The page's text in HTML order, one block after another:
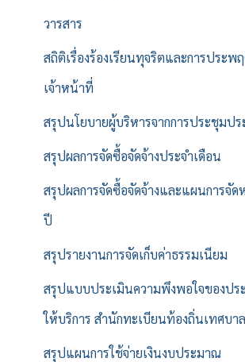
วารสาร
สถิติเรื่องร้องเรียนทุจริตและการประพ
เจ้าหน้าที่
สรุปนโยบายผู้บริหารจากการประชุมปร
สรุปผลการจัดซื้อจัดจ้างประจำเดือน
สรุปผลการจัดซื้อจัดจ้างและแผนการจัด
ปี
สรุปรายงานการจัดเก็บค่าธรรมเนียม
สรุปแบบประเมินความพึงพอใจของปร
ให้บริการ สำนักทะเบียนท้องถิ่นเทศบา
สรุปแผนการใช้จ่ายเงินงบประมาณ